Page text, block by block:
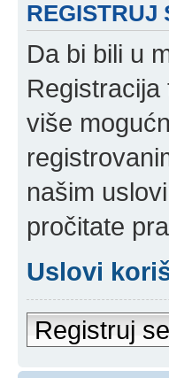
REGISTRUJ
Da bi bili u
više
našim
pročitate
Uslovi
Registruj se